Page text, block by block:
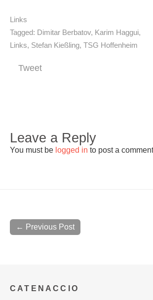
Links
Tagged: Dimitar Berbatov, Karim Haggui,
Links, Stefan Kießling, TSG Hoffenheim
Tweet
Leave a Reply
You must be logged in to post a
← Previous Post
CATENACCIO